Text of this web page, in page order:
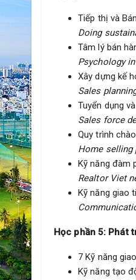
Tiếp thị và
Doing
Tâm lý bán
Psychology
Xây dựng kế
Sales
Tuyển dụng
Sales force
Quy trình
Home selling
Kỹ năng đàm
Realtor Viet
Kỹ năng giao
Học phần 5: Phát
7 Kỹ năng
Kỹ năng tạo